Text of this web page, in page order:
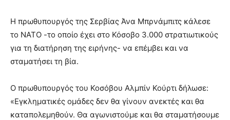
Η πρωθυπουργός της Σερβίας Άνα Μπρνάμπιτς κάλεσε
το ΝΑΤΟ -το οποίο έχει στο Κόσοβο 3.000 στρατιωτικούς
για τη διατήρηση της ειρήνης- να επέμβει και να
σταματήσει τη βία.
Ο πρωθυπουργός του Κοσόβου Αλμπίν Κούρτι δήλωσε:
«Εγκληματικές ομάδες δεν θα γίνουν ανεκτές και θα
καταπολεμηθούν. Θα αγωνιστούμε και θα σταματήσουμε